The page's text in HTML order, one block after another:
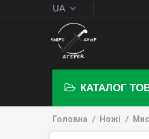
UA
КАТАЛОГ
Головна Ножі